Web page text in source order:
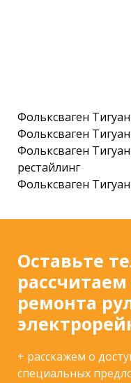
Фольксваген
Фольксваген
Фольксваген
рестайлинг
Фольксваген
Оставьте
ремонта
+ расскажем о
специальных